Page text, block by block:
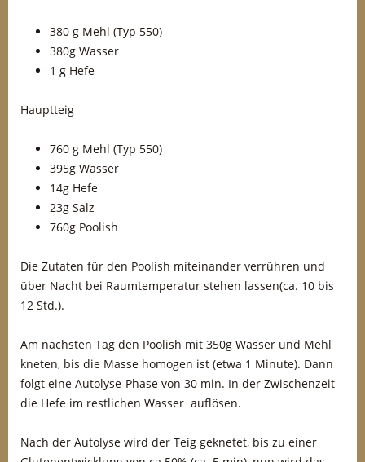
380 g Mehl (Typ 550)
380g Wasser
1 g Hefe
Hauptteig
760 g Mehl (Typ 550)
395g Wasser
14g Hefe
23g Salz
760g Poolish
Die Zutaten für den Poolish miteinander verrühren und
über Nacht bei Raumtemperatur stehen lassen(ca. 10 bis
12 Std.).
Am nächsten Tag den Poolish mit 350g Wasser und Mehl
kneten, bis die Masse homogen ist (etwa 1 Minute). Dann
folgt eine Autolyse-Phase von 30 min. In der Zwischenzeit
die Hefe im restlichen Wasser auflösen.
Nach der Autolyse wird der Teig geknetet, bis zu einer